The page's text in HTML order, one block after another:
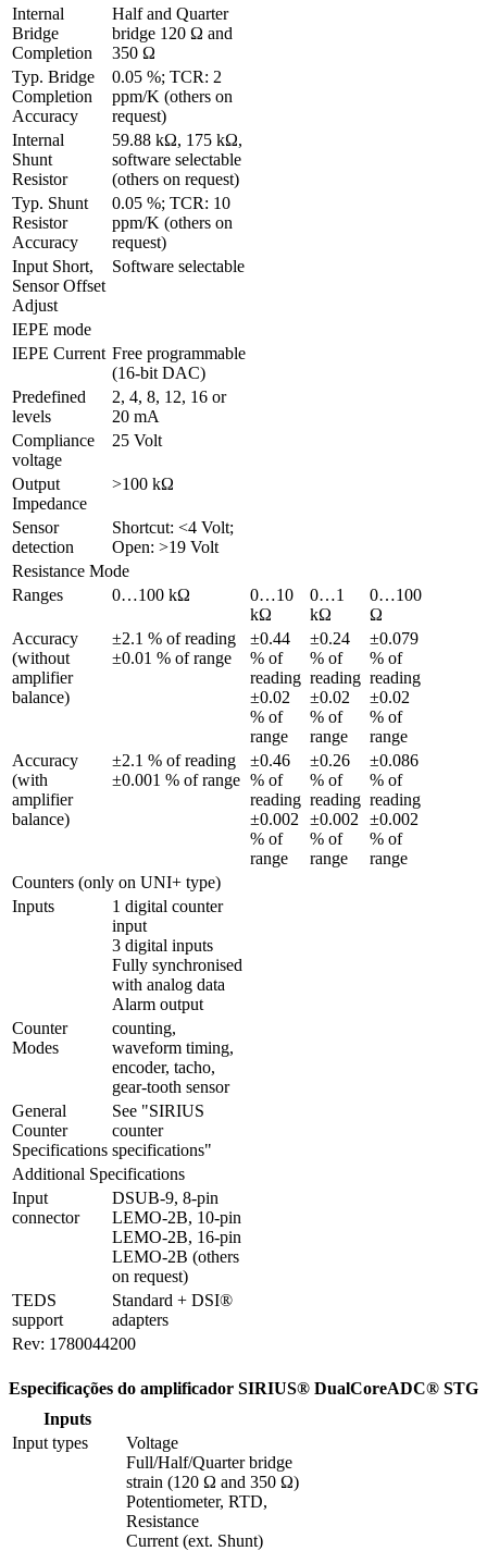
Internal
Bridge
Completion
Half and Quarter
bridge 120 Ω and
350 Ω
Typ. Bridge
Completion
Accuracy
0.05 %; TCR: 2
ppm/K (others on
request)
Internal
Shunt
Resistor
59.88 kΩ, 175 kΩ,
software selectable
(others on request)
Typ. Shunt
Resistor
Accuracy
0.05 %; TCR: 10
ppm/K (others on
request)
Input Short,
Sensor Offset
Adjust
Software selectable
IEPE mode
IEPE Current Free programmable
(16-bit DAC)
Predefined
levels
2, 4, 8, 12, 16 or
20 mA
Compliance
voltage
25 Volt
Output
Impedance
>100 kΩ
Sensor
detection
Shortcut: <4 Volt;
Open: >19 Volt
Resistance Mode
Ranges
0…100 kΩ
0…10
kΩ
0…1
kΩ
0…100
Ω
Accuracy
(without
amplifier
balance)
±2.1 % of reading
±0.01 % of range
±0.44
% of
reading
±0.02
% of
range
±0.24
% of
reading
±0.02
% of
range
±0.079
% of
reading
±0.02
% of
range
Accuracy
(with
amplifier
balance)
±2.1 % of reading
±0.001 % of range
±0.46
% of
reading
±0.002
% of
range
±0.26
% of
reading
±0.002
% of
range
±0.086
% of
reading
±0.002
% of
range
Counters (only on UNI+ type)
Inputs
1 digital counter
input
3 digital inputs
Fully synchronised
with analog data
Alarm output
Counter
Modes
counting,
waveform timing,
encoder, tacho,
gear-tooth sensor
General
Counter
Specifications
See "SIRIUS
counter
specifications"
Additional Specifications
Input
connector
DSUB-9, 8-pin
LEMO-2B, 10-pin
LEMO-2B, 16-pin
LEMO-2B (others
on request)
TEDS
support
Standard + DSI®
adapters
Rev: 1780044200
Especificações do amplificador SIRIUS® DualCoreADC® STG
Inputs
Input types
Voltage
Full/Half/Quarter bridge
strain (120 Ω and 350 Ω)
Potentiometer, RTD,
Resistance
Current (ext. Shunt)